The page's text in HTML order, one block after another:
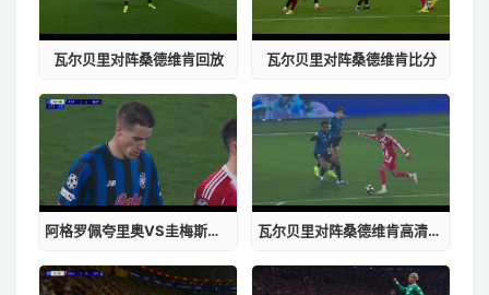
瓦尔贝里对阵桑德维肯回放 瓦尔贝里对阵桑德维肯比分
阿格罗佩夸里奥VS圭梅斯竞技俱乐部免费观看 瓦尔贝里对阵桑德维肯高清直播